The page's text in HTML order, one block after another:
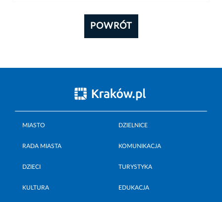
POWRÓT
MIASTO DZIELNICE
RADA MIASTA KOMUNIKACJA
DZIECI TURYSTYKA
KULTURA EDUKACJA